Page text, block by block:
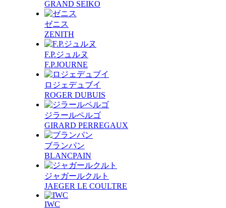
GRAND SEIKO
ゼニス
ZENITH
F.P.ジュルヌ
F.P.JOURNE
ロジェデュブイ
ROGER DUBUIS
ジラールペルゴ
GIRARD PERREGAUX
ブランパン
BLANCPAIN
ジャガールクルト
JAEGER LE COULTRE
IWC